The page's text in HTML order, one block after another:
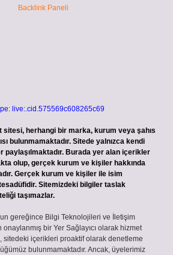
live:.cid.575569c608265c69
sitesi, herhangi bir marka, kurum veya şahıs
bulunmamaktadır. Sitede yalnızca kendi
paylaşılmaktadır. Burada yer alan içerikler
olup, gerçek kurum ve kişiler hakkında
Gerçek kurum ve kişiler ile isim
Sitemizdeki bilgiler taslak
taşımazlar.
gereğince Bilgi Teknolojileri ve İletişim
onaylanmış bir Yer Sağlayıcı olarak hizmet
sitedeki içerikleri proaktif olarak denetleme
bulunmamaktadır. Ancak, üyelerimiz